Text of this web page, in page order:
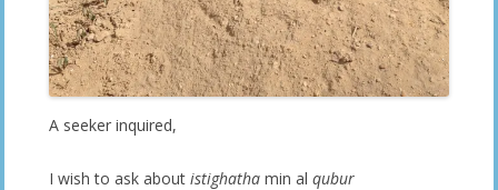
A seeker inquired,
I wish to ask about istighatha min al qubur